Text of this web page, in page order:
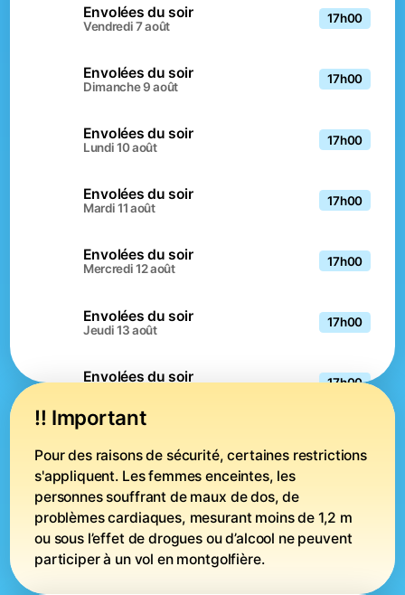
Envolées du soir
vendredi 7 août
17h00
Envolées du soir
dimanche 9 août
17h00
Envolées du soir
lundi 10 août
17h00
Envolées du soir
mardi 11 août
17h00
Envolées du soir
mercredi 12 août
17h00
Envolées du soir
jeudi 13 août
17h00
Envolées du soir 17h00
samedi 15 août
Envolées du soir
dimanche 16 août
Envolées du soir
‼️ Important
Pour des raisons de sécurité, certaines restrictions
s'appliquent. Les femmes enceintes, les
personnes souffrant de maux de dos, de
problèmes cardiaques, mesurant moins de 1,2 m
ou sous l’effet de drogues ou d’alcool ne peuvent
participer à un vol en montgolfière.